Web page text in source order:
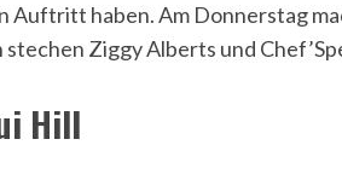
Auftritt haben. Am Donnerstag
Ziggy Alberts und
Hill